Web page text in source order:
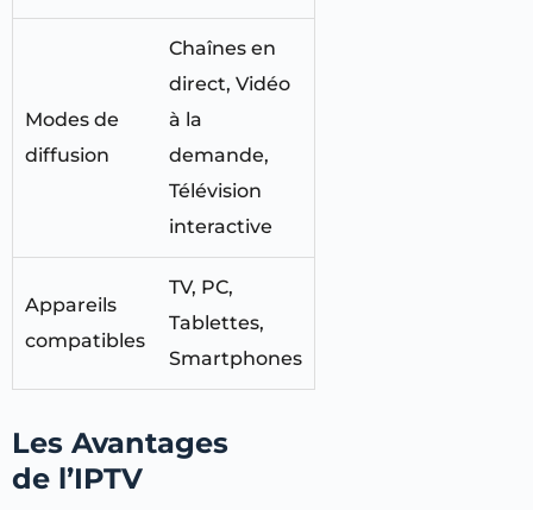
Modes de
diffusion
Chaînes en
direct, Vidéo
à la
demande,
Télévision
interactive
Appareils
compatibles
TV, PC,
Tablettes,
Smartphones
Les Avantages
de l’IPTV